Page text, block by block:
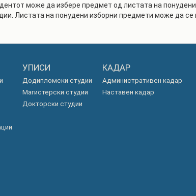
може да избере предмет од листата на
Листата на понудени изборни предмети може да се
УПИСИ
Додипломски студии
Магистерски студии
Докторски студии
КАДАР
Административен кадар
Наставен кадар